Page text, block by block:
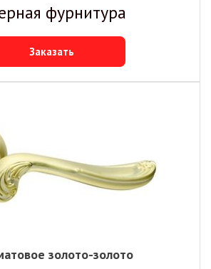
фурнитура
Заказать
золото-золото